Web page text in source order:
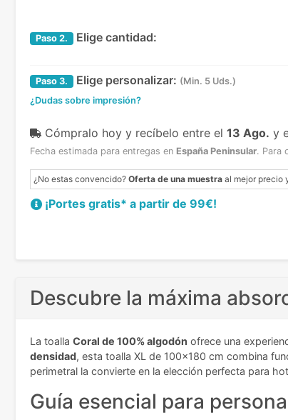
Paso 2. Elige cantidad:
Paso 3. Elige personalizar: (Min. 5 Uds.)
¿Dudas sobre impresión?
Cómpralo hoy y recíbelo entre el 13 Ago. y
Fecha estimada para entregas en España Peninsular. Para
¿No estas convencido? Oferta de una muestra al mejor precio
¡Portes gratis* a partir de 99€!
Descubre la máxima
La toalla Coral de 100% algodón ofrece una
densidad, esta toalla XL de 100x180 cm combina
perimetral la convierte en la elección perfecta para
Guía esencial para